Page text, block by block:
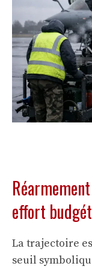
effort
La trajectoire
seuil